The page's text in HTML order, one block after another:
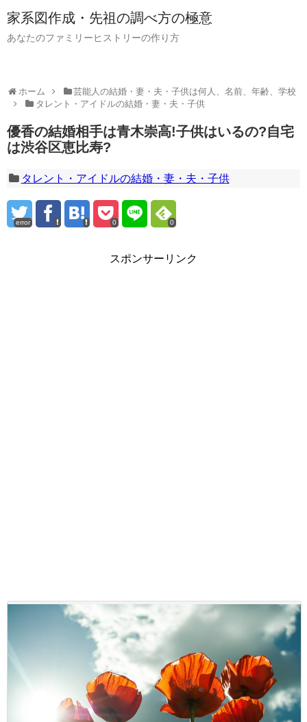
家系図作成・先祖の調べ方の極意
あなたのファミリーヒストリーの作り方
ホーム
芸能人の結婚・妻・夫・子供は何人、名前、年齢、学校
タレント・アイドルの結婚・妻・夫・子供
優香の結婚相手は青木崇高!子供はいるの?自宅
は渋谷区恵比寿?
タレント・アイドルの結婚・妻・夫・子供
error 0 0
スポンサーリンク